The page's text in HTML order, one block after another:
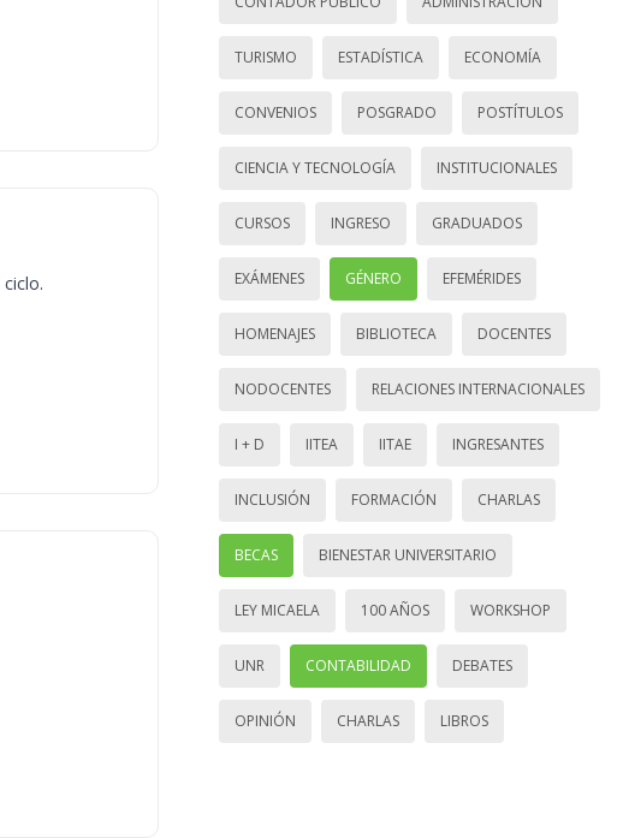
TURISMO ESTADÍSTICA ECONOMÍA
CONVENIOS POSGRADO POSTÍTULOS
CIENCIA Y TECNOLOGÍA INSTITUCIONALES
CURSOS INGRESO GRADUADOS
EXÁMENES GÉNERO EFEMÉRIDES
HOMENAJES BIBLIOTECA DOCENTES
NODOCENTES RELACIONES INTERNACIONALES
I + D IITEA IITAE INGRESANTES
INCLUSIÓN FORMACIÓN CHARLAS
BECAS BIENESTAR UNIVERSITARIO
LEY MICAELA 100 AÑOS WORKSHOP
UNR CONTABILIDAD DEBATES
OPINIÓN CHARLAS LIBROS